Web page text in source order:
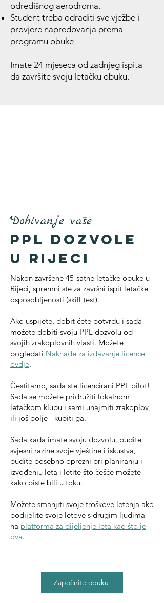
odredišnog aerodroma.
Student treba odraditi sve vježbe i
provjere napredovanja prema
programu obuke
Imate 24 mjeseca od zadnjeg ispita
da završite svoju letačku obuku.
Dobivanje vaše
PPL dozvole
u Rijeci
Nakon završene 45-satne letačke obuke u
Rijeci, spremni ste za završni ispit letačke
osposobljenosti (skill test).
Ako uspijete, dobit ćete potvrdu i sada
možete dobiti svoju PPL dozvolu od
svojih zrakoplovnih vlasti. Možete
pogledati Naknade za izdavanje licence
ovdje.
Čestitamo, sada ste licencirani PPL pilot!
Sada se možete pridružiti lokalnom
letačkom klubu i sami unajmiti zrakoplov,
ili još bolje - kupiti ga.
Sada kada imate svoju dozvolu, budite
svjesni razine svoje vještine i iskustva,
budite posebno oprezni pri planiranju i
izvođenju leta i letite što češće možete
kako biste bili u toku.
Možete smanjiti svoje troškove letenja ako
podijelite svoje letove s drugim ljudima
na platforma za dijeljenje leta kao što je
ova.
Započnite obuku